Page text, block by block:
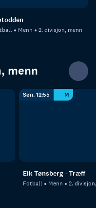
Menn 2. divisjon, menn
menn
Søn. 12:55 M
Eik Tønsberg - Træff
Fotball Menn 2.